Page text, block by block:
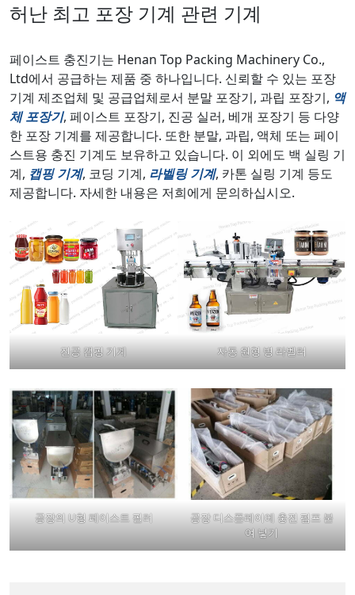
허난 최고 포장 기계 관련 기계
페이스트 충진기는 Henan Top Packing Machinery Co.,
Ltd에서 공급하는 제품 중 하나입니다. 신뢰할 수 있는 포장
기계 제조업체 및 공급업체로서 분말 포장기, 과립 포장기, 액
체 포장기, 페이스트 포장기, 진공 실러, 베개 포장기 등 다양
한 포장 기계를 제공합니다. 또한 분말, 과립, 액체 또는 페이
스트용 충진 기계도 보유하고 있습니다. 이 외에도 백 실링 기
계, 캡핑 기계, 코딩 기계, 라벨링 기계, 카톤 실링 기계 등도
제공합니다. 자세한 내용은 저희에게 문의하십시오.
진공 캡핑 기계 자동 원형 병 라벨러
공장의 U형 페이스트 필러
공장 디스플레이에 충전 펌프 붙
여 넣기